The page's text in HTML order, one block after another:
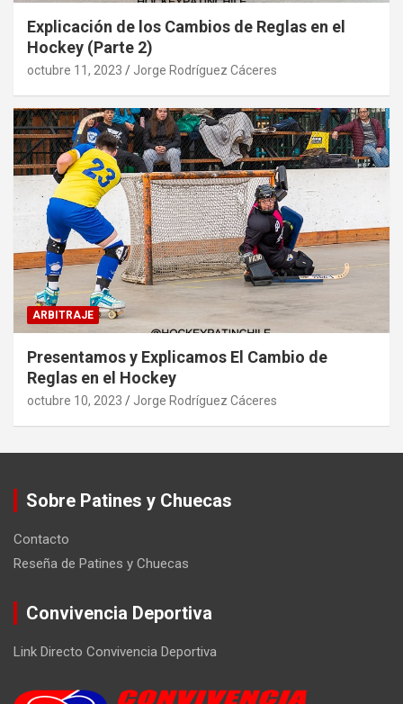
Explicación de los Cambios de Reglas en el
Hockey (Parte 2)
octubre 11, 2023 Jorge Rodríguez Cáceres
ARBITRAJE
Presentamos y Explicamos El Cambio de
Reglas en el Hockey
octubre 10, 2023 Jorge Rodríguez Cáceres
Sobre Patines y Chuecas
Contacto
Reseña de Patines y Chuecas
Convivencia Deportiva
Link Directo Convivencia Deportiva